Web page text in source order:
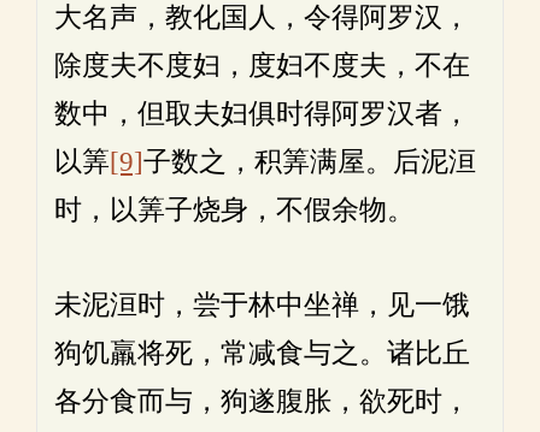
大名声，教化国人，令得阿罗汉，
除度夫不度妇，度妇不度夫，不在
数中，但取夫妇俱时得阿罗汉者，
以筭[9]子数之，积筭满屋。后泥洹
时，以筭子烧身，不假余物。
未泥洹时，尝于林中坐禅，见一饿
狗饥羸将死，常减食与之。诸比丘
各分食而与，狗遂腹胀，欲死时，